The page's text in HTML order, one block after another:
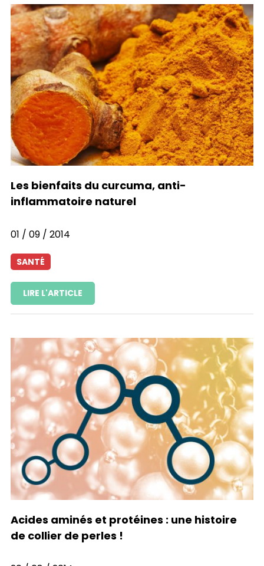
Les bienfaits du curcuma, anti-
inflammatoire naturel
01 / 09 / 2014
SANTÉ
LIRE L'ARTICLE
Acides aminés et protéines : une histoire
de collier de perles !